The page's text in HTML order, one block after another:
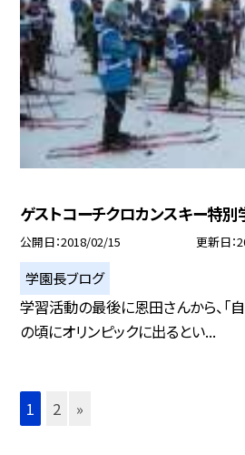
ゲストコーチクロカンスキー特
公開日 2018/02/15 更新日
学園長ブログ
学習活動の最後に恩田さんから、
の頃にオリンピックに出るとい...
1 2 »